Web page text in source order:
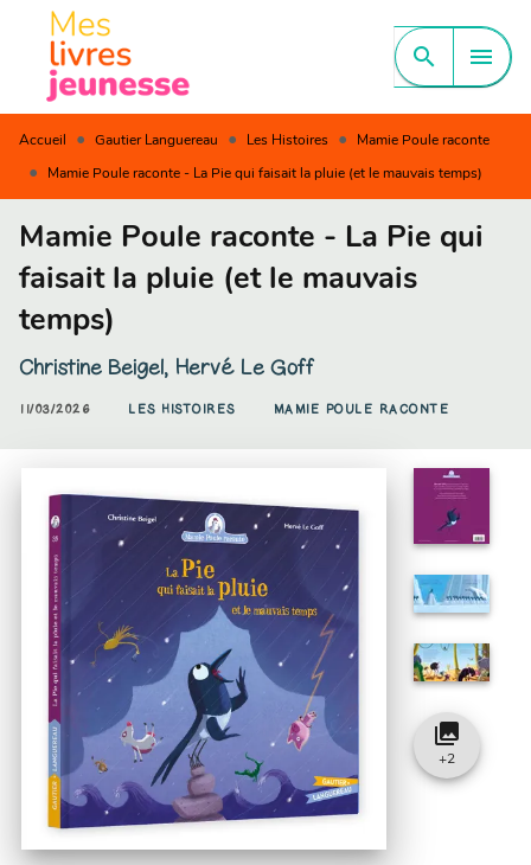
MENU CONTENU
PIED DE PAGE
search menu
Accueil • Gautier Languereau • Les Histoires • Mamie Poule raconte
• Mamie Poule raconte - La Pie qui faisait la pluie (et le mauvais temps)
Mamie Poule raconte - La Pie qui
faisait la pluie (et le mauvais
temps)
Christine Beigel, Hervé Le Goff
11/03/2026 LES HISTOIRES MAMIE POULE RACONTE
collections
+2